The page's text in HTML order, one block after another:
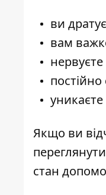
ви
вам
Якщо ви
стан